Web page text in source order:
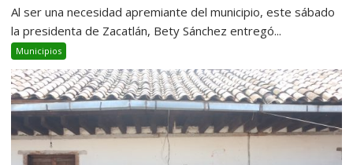
Al ser una necesidad apremiante del municipio, este sábado
la presidenta de Zacatlán, Bety Sánchez entregó...
Municipios